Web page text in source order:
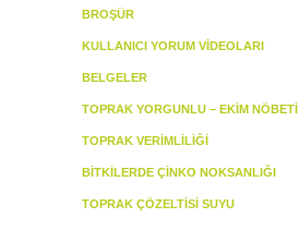
BROŞÜR
KULLANICI YORUM VİDEOLARI
BELGELER
TOPRAK YORGUNLU – EKİM NÖBETİ
TOPRAK VERİMLİLİĞİ
BİTKİLERDE ÇİNKO NOKSANLIĞI
TOPRAK ÇÖZELTİSİ SUYU